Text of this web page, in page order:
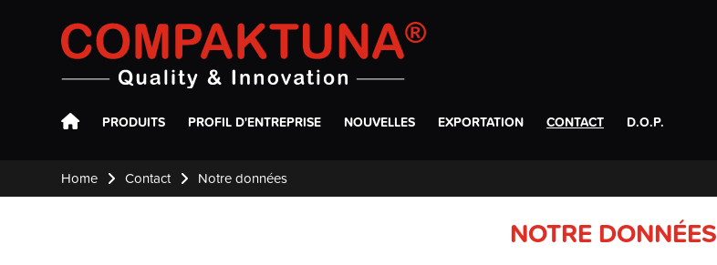
Compaktuna
PRODUITS PROFIL D'ENTREPRISE NOUVELLES EXPORTATION CONTACT D.O.P.
Home Contact Notre données
NOTRE DONNÉES